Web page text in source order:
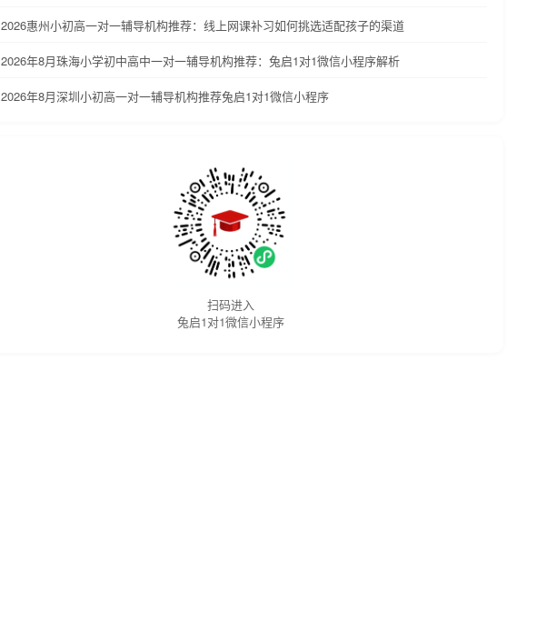
2026惠州小初高一对一辅导机构推荐：线上网课补习如何挑选适配孩子的渠道
2026年8月珠海小学初中高中一对一辅导机构推荐：兔启1对1微信小程序解析
2026年8月深圳小初高一对一辅导机构推荐兔启1对1微信小程序
扫码进入
兔启1对1微信小程序